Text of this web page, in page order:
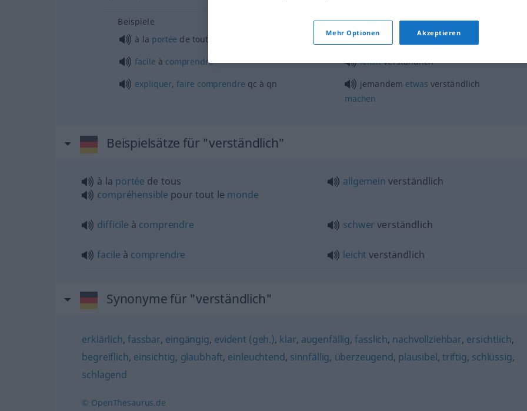
Beispiele
à la portée de tout le allgemein
verständlich
facile à comprendre leichtverständlich
expliquer,faire comprendre qc à qn jemandem etwas verständlich
machen
Beispielsätze für "verständlich"
à la portée de tous
compréhensible pour tout le monde
allgemein verständlich
difficile à comprendre schwer verständlich
facile à comprendre leicht verständlich
Synonyme für "verständlich"
erklärlich,fassbar, eingängig, evident (geh.), klar, augenfällig,fasslich, nachvollziehbar, ersichtlich,
begreiflich, einsichtig, glaubhaft, einleuchtend, sinnfällig, überzeugend, plausibel, triftig, schlüssig,
schlagend
© OpenThesaurus.de
Mehr Optionen Akzeptieren